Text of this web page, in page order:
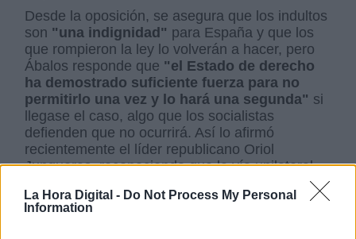
La Hora Digital - Do Not Process My Personal
Information
Desde la oposición, se asegura que los indultos
son "una indignidad" para España y que los
que rompieron la ley lo volverán a hacer, pero
Ábalos responde que "el Estado de derecho
ha demostrado suficiente fuerza para no
permitirlo una vez y lo hará una segunda" si
llegase el caso, algo que los socialistas
defienden que no ocurrirá. Así lo afirmó
recientemente el líder republicano Oriol
Junqueras, reconociendo que la vía unilateral
Ábalos arremete contra Casado por su